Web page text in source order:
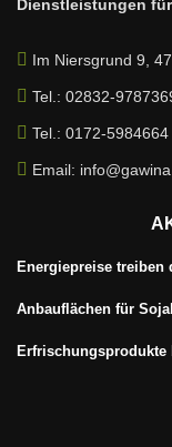
Dienstleistungen
Im Niersgrund 9,
Tel.: 02832-
Tel.: 0172-5984664
Email:
Energiepreise
Anbauflächen für